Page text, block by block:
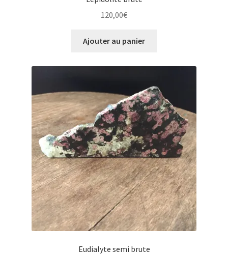
120,00€
Ajouter au panier
Eudialyte semi brute